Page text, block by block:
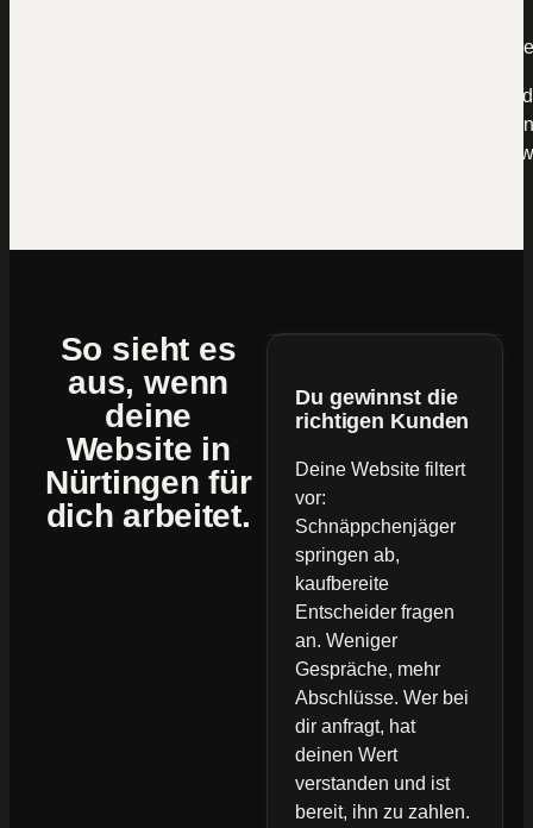
Mal kommt eine Anfrage über die Website rein, mal
Rechne kurz mit: Wenn ein Neukunde dir 5.000 € bringt
Website nur eine einzige Anfrage pro Monat liegen lässt,
60.000 € im Jahr. Das ist der Preis von „machen wir
So sieht es
aus, wenn
deine
Website in
Nürtingen für
dich arbeitet.
Du gewinnst die
richtigen Kunden
Deine Website filtert
vor:
Schnäppchenjäger
springen ab,
kaufbereite
Entscheider fragen
an. Weniger
Gespräche, mehr
Abschlüsse. Wer bei
dir anfragt, hat
deinen Wert
verstanden und ist
bereit, ihn zu zahlen.